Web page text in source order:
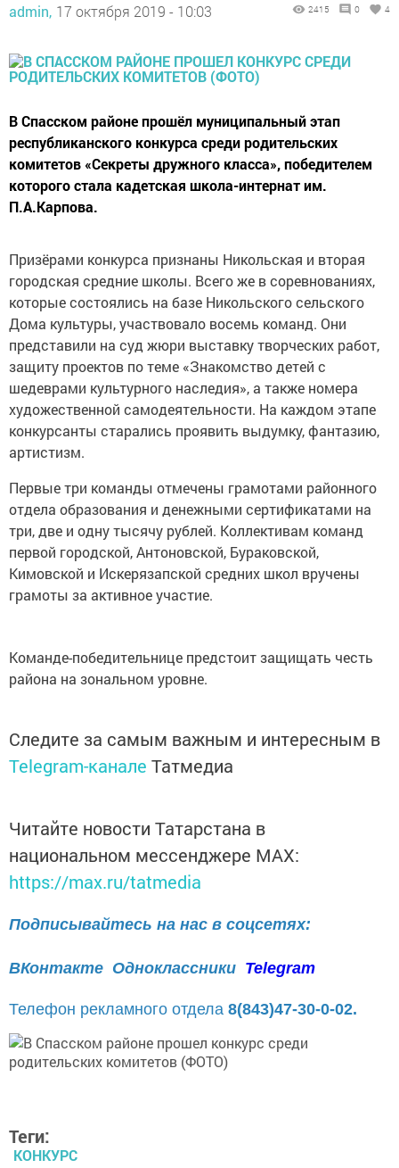
admin, 17 октября 2019 - 10:03 2415 0 4
В Спасском районе прошёл муниципальный этап
республиканского конкурса среди родительских
комитетов «Секреты дружного класса», победителем
которого стала кадетская школа-интернат им.
П.А.Карпова.
Призёрами конкурса признаны Никольская и вторая
городская средние школы. Всего же в соревнованиях,
которые состоялись на базе Никольского сельского
Дома культуры, участвовало восемь команд. Они
представили на суд жюри выставку творческих работ,
защиту проектов по теме «Знакомство детей с
шедеврами культурного наследия», а также номера
художественной самодеятельности. На каждом этапе
конкурсанты старались проявить выдумку, фантазию,
артистизм.
Первые три команды отмечены грамотами районного
отдела образования и денежными сертификатами на
три, две и одну тысячу рублей. Коллективам команд
первой городской, Антоновской, Бураковской,
Кимовской и Искерязапской средних школ вручены
грамоты за активное участие.
Команде-победительнице предстоит защищать честь
района на зональном уровне.
Следите за самым важным и интересным в
Telegram-канале Татмедиа
Читайте новости Татарстана в
национальном мессенджере MАХ:
https://max.ru/tatmedia
Подписывайтесь на нас в соцсетях:
ВКонтакте Одноклассники Telegram
Телефон рекламного отдела 8(843)47-30-0-02.
Теги:
КОНКУРС